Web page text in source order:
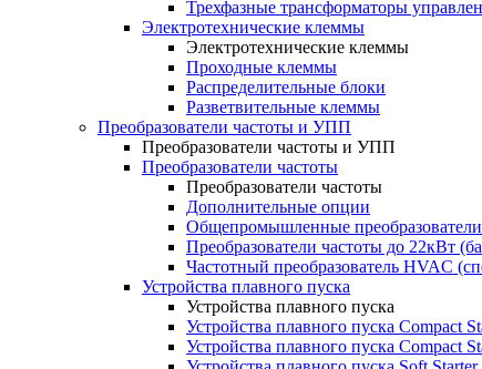
Трехфазные трансформаторы
Электротехнические клеммы
Электротехнические клеммы
Проходные клеммы
Распределительные блоки
Разветвительные клеммы
Преобразователи частоты и УПП
Преобразователи частоты и УПП
Преобразователи частоты
Преобразователи частоты
Дополнительные опции
Общепромышленные преобразователи
Преобразователи частоты до 22кВт
Частотный преобразователь HVAC
Устройства плавного пуска
Устройства плавного пуска
Устройства плавного пуска Compact
Устройства плавного пуска Compact